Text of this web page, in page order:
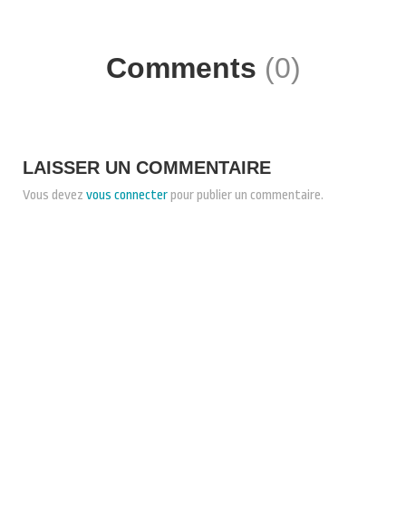
Comments (0)
LAISSER UN COMMENTAIRE
Vous devez vous connecterpour publier un commentaire.